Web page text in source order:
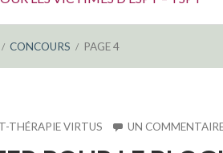
CONCOURS PAGE 4
THÉRAPIE VIRTUS UN